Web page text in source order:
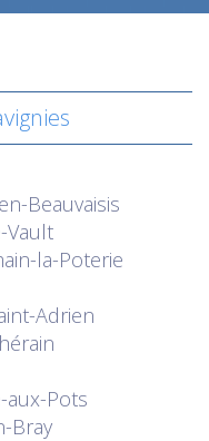
Beauvaisis
Vault
la-Poterie
Adrien
aux-Pots
Bray